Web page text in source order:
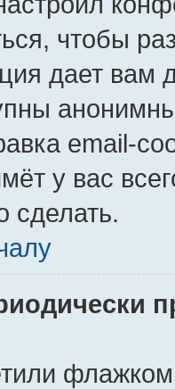
чтобы
дает вам
email-
у вас
сделать.